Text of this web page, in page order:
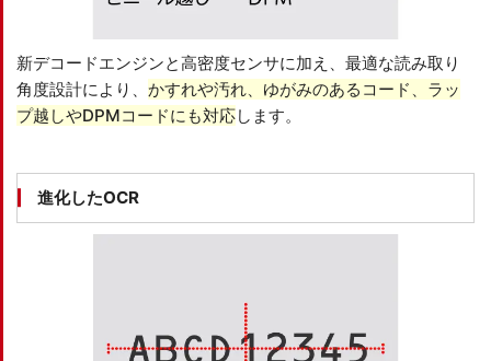
新デコードエンジンと高密度センサに加え、最適な読み取り
角度設計により、 かすれや汚れ、ゆがみのあるコード、ラッ
プ越しやDPMコードにも対応します。
進化したOCR